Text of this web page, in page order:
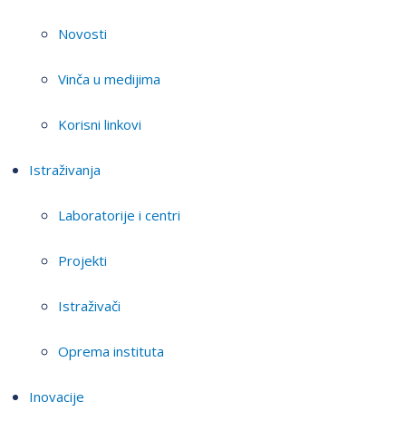
Novosti
Vinča u medijima
Korisni linkovi
Istraživanja
Laboratorije i centri
Projekti
Istraživači
Oprema instituta
Inovacije